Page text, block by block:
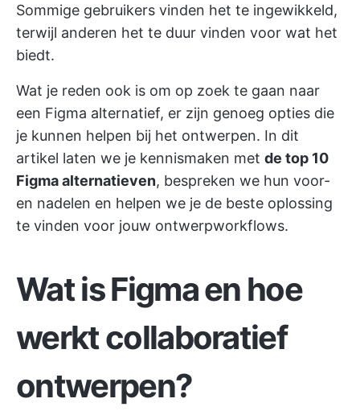
Sommige gebruikers vinden het te ingewikkeld,
terwijl anderen het te duur vinden voor wat het
biedt.
Wat je reden ook is om op zoek te gaan naar
een Figma alternatief, er zijn genoeg opties die
je kunnen helpen bij het ontwerpen. In dit
artikel laten we je kennismaken met de top 10
Figma alternatieven, bespreken we hun voor-
en nadelen en helpen we je de beste oplossing
te vinden voor jouw ontwerpworkflows.
Wat is Figma en hoe
werkt collaboratief
ontwerpen?